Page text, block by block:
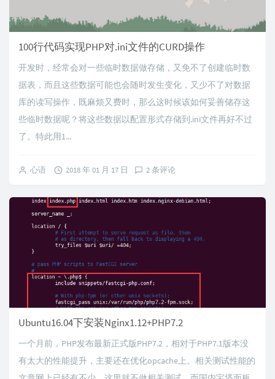
100行代码实现PHP对.ini文件的CURD操作
开发时，经常会对一些临时数据做存储，又免不了创建临时数
据表，而且这些数据可能也会随时发生变化，又少不了对数据
库的读写操作，既麻烦又费时，那么这时候该如何妥善储存这
些临时数据呢？将这些数据以配置形式存储到.ini文件再好不过
了。特此用1...
心语 2018 年 01 月 17 日 2 条评论
Ubuntu16.04下安装Nginx1.12+PHP7.2
一个月前，PHP发布最新正式版PHP7.2，相对于PHP7.1版本没
有太大的性能提升，主要还在优化opcache上。相关测试性能的